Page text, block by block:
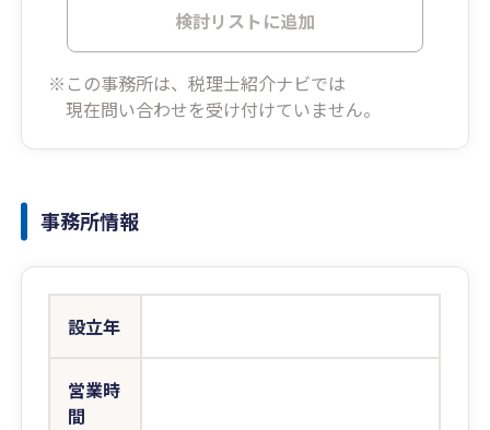
検討リストに追加
※この事務所は、税理士紹介ナビでは
現在問い合わせを受け付けていません。
事務所情報
設立年
営業時
間